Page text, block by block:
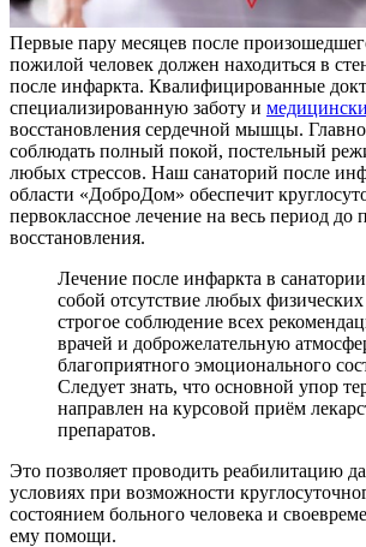
Первые пару месяцев после
пожилой человек должен находиться в
после инфаркта. Квалифицированные
специализированную заботу и
восстановления сердечной мышцы.
соблюдать полный покой, постельный
любых стрессов. Наш санаторий после
области «ДоброДом» обеспечит
первоклассное лечение на весь период до
восстановления.
Лечение после инфаркта в
собой отсутствие любых физических
строгое соблюдение всех
врачей и доброжелательную
благоприятного эмоционального
Следует знать, что основной упор
направлен на курсовой приём
препаратов.
Это позволяет проводить реабилитацию
условиях при возможности
состоянием больного человека и
ему помощи.